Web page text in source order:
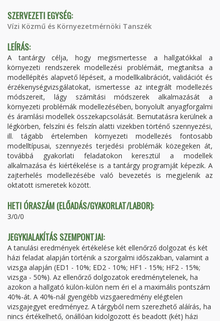
SZERVEZETI EGYSÉG:
Vízi Közmű és Környezetmérnöki Tanszék
LEÍRÁS:
A tantárgy célja, hogy megismertesse a hallgatókkal a
környezeti rendszerek modellezési problémáit, megtanítsa a
modellépítés alapvető lépéseit, a modellkalibrációt, validációt és
érzékenységvizsgálatokat, ismertesse az integrált modellezés
módszereit, lágy számítási módszerek alkalmazását a
környezeti problémák modellezésében, bonyolult anyagforgalmi
és áramlási modellek összekapcsolását. Bemutatásra kerülnek a
légkörben, felszíni és felszín alatti vizekben történő szennyezési,
ill. tágabb értelemben környezeti modellezés fontosabb
modelltípusai, szennyezés terjedési problémák közegeken át,
továbbá gyakorlati feladatokon keresztül a modellek
alkalmazása és kiértékelése is a tantárgy programját képezik. A
zajterhelés modellezésébe való bevezetés is megjelenik az
oktatott ismeretek között.
HETI ÓRASZÁM (ELŐADÁS/GYAKORLAT/LABOR):
3/0/0
JEGYKIALAKÍTÁS SZEMPONTJAI:
A tanulási eredmények értékelése két ellenőrző dolgozat és két
házi feladat alapján történik a szorgalmi időszakban, valamint a
vizsga alapján (ED1 - 10%; ED2 - 10%; HF1 - 15%; HF2 - 15%;
vizsga - 50%). Az ellenőrző dolgozatok eredménytelenek, ha
azokon a hallgató külön-külön nem éri el a maximális pontszám
40%-át. A 40%-nál gyengébb vizsgaeredmény elégtelen
vizsgajegyet eredményez. A tárgyból nem szerezhető aláírás, ha
nincs értékelhető, önállóan kidolgozott és beadott (két) házi